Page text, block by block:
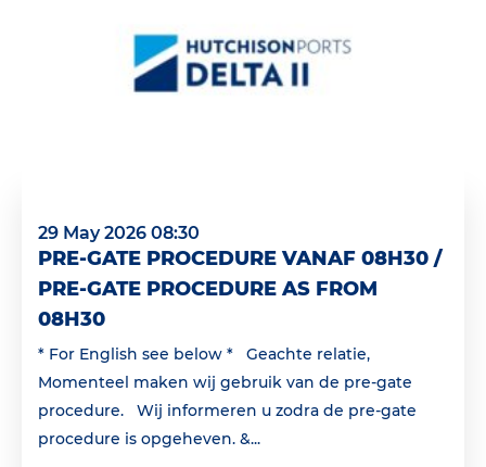
29 May 2026 08:30
PRE-GATE PROCEDURE VANAF 08H30 /
PRE-GATE PROCEDURE AS FROM
08H30
* For English see below * Geachte relatie,
Momenteel maken wij gebruik van de pre-gate
procedure. Wij informeren u zodra de pre-gate
procedure is opgeheven. &...